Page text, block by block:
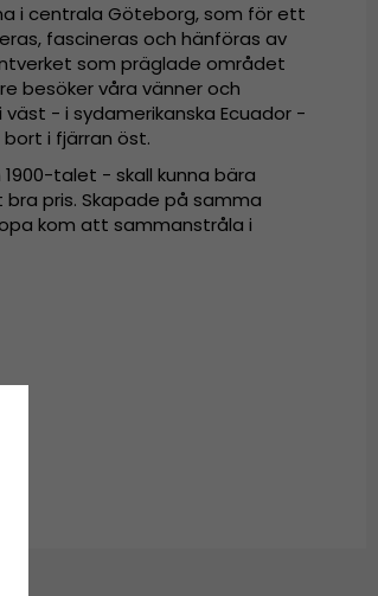
i centrala Göteborg, som för ett
fascineras och hänföras av
som präglade området
besöker våra vänner och
- i sydamerikanska Ecuador -
i fjärran öst.
1900-talet - skall kunna bära
pris. Skapade på samma
kom att sammanstråla i